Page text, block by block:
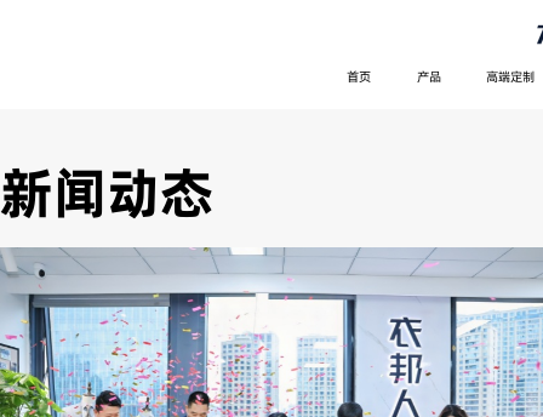
首页 产品 高端定制
新闻动态